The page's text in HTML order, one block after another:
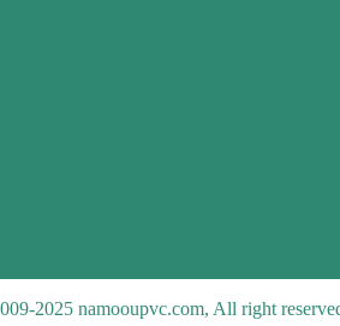
2025 namooupvc.com, All right